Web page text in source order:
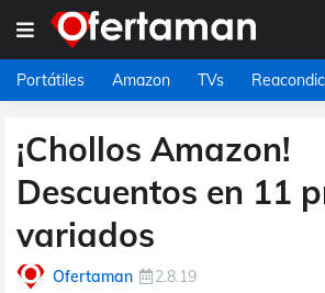
Portátiles Amazon TVs
¡Chollos Amazon!
Descuentos en 11
variados
Ofertaman 2.8.19